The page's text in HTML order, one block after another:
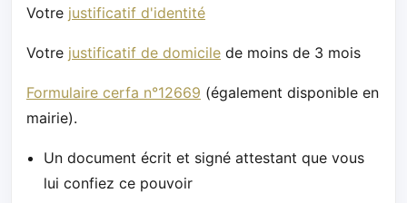
Votre justificatif d'identité
Votre justificatif de domicile de moins de 3 mois
Formulaire cerfa n°12669 (également disponible en
mairie).
Un document écrit et signé attestant que vous
lui confiez ce pouvoir